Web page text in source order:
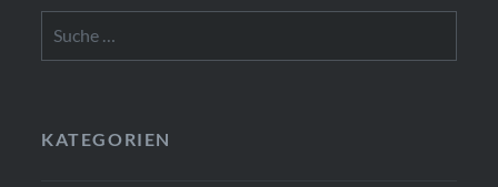
nach:
KATEGORIEN